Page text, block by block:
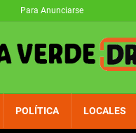
Para Anunciarse
POLÍTICA LOCALES